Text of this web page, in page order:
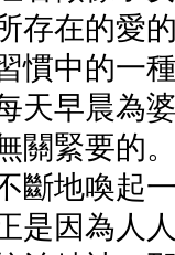
存在的愛
慣中的一
天早晨為
關緊要的
斷地喚起
是因為人